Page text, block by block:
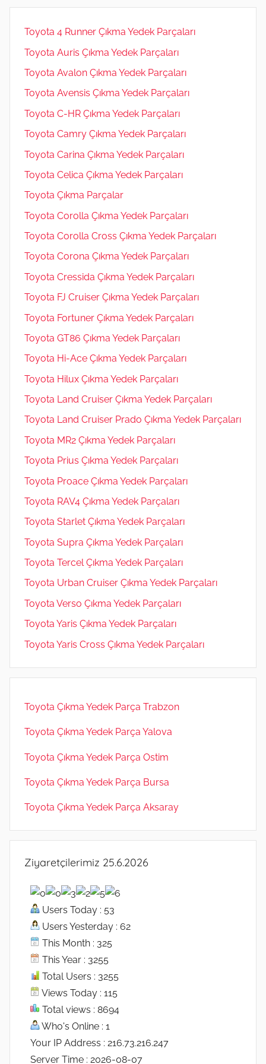
Toyota 4 Runner Çıkma Yedek Parçaları
Toyota Auris Çıkma Yedek Parçaları
Toyota Avalon Çıkma Yedek Parçaları
Toyota Avensis Çıkma Yedek Parçaları
Toyota C-HR Çıkma Yedek Parçaları
Toyota Camry Çıkma Yedek Parçaları
Toyota Carina Çıkma Yedek Parçaları
Toyota Celica Çıkma Yedek Parçaları
Toyota Çıkma Parçalar
Toyota Corolla Çıkma Yedek Parçaları
Toyota Corolla Cross Çıkma Yedek Parçaları
Toyota Corona Çıkma Yedek Parçaları
Toyota Cressida Çıkma Yedek Parçaları
Toyota FJ Cruiser Çıkma Yedek Parçaları
Toyota Fortuner Çıkma Yedek Parçaları
Toyota GT86 Çıkma Yedek Parçaları
Toyota Hi-Ace Çıkma Yedek Parçaları
Toyota Hilux Çıkma Yedek Parçaları
Toyota Land Cruiser Çıkma Yedek Parçaları
Toyota Land Cruiser Prado Çıkma Yedek Parçaları
Toyota MR2 Çıkma Yedek Parçaları
Toyota Prius Çıkma Yedek Parçaları
Toyota Proace Çıkma Yedek Parçaları
Toyota RAV4 Çıkma Yedek Parçaları
Toyota Starlet Çıkma Yedek Parçaları
Toyota Supra Çıkma Yedek Parçaları
Toyota Tercel Çıkma Yedek Parçaları
Toyota Urban Cruiser Çıkma Yedek Parçaları
Toyota Verso Çıkma Yedek Parçaları
Toyota Yaris Çıkma Yedek Parçaları
Toyota Yaris Cross Çıkma Yedek Parçaları
Toyota Çıkma Yedek Parça Trabzon
Toyota Çıkma Yedek Parça Yalova
Toyota Çıkma Yedek Parça Ostim
Toyota Çıkma Yedek Parça Bursa
Toyota Çıkma Yedek Parça Aksaray
Ziyaretçilerimiz 25.6.2026
Users Today : 53
Users Yesterday : 62
This Month : 325
This Year : 3255
Total Users : 3255
Views Today : 115
Total views : 8694
Who's Online : 1
Your IP Address : 216.73.216.247
Server Time : 2026-08-07